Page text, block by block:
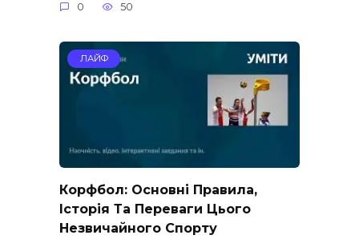
0 50
ЛАЙФ
Корфбол: Основні Правила,
Історія Та Переваги Цього
Незвичайного Спорту